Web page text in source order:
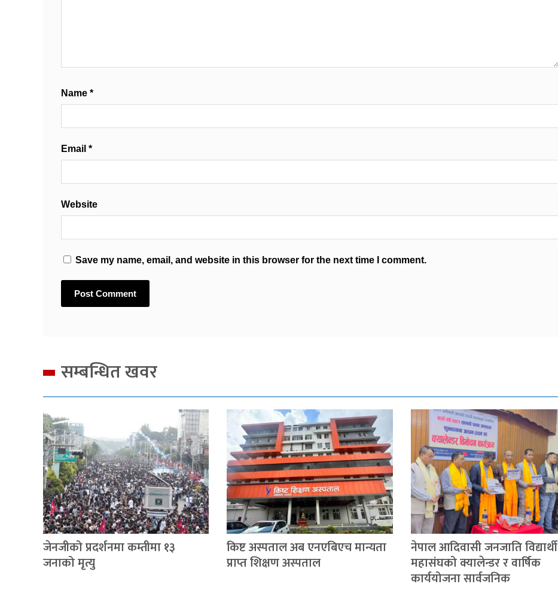
Name *
Email *
Website
Save my name, email, and website in this browser for the next time I comment.
सम्बन्धित खवर
जेनजीको प्रदर्शनमा कम्तीमा १३
जनाको मृत्यु
किष्ट अस्पताल अब एनएबिएच मान्यता
प्राप्त शिक्षण अस्पताल
नेपाल आदिवासी जनजाति विद्यार्थी
महासंघको क्यालेन्डर र वार्षिक
कार्ययोजना सार्वजनिक